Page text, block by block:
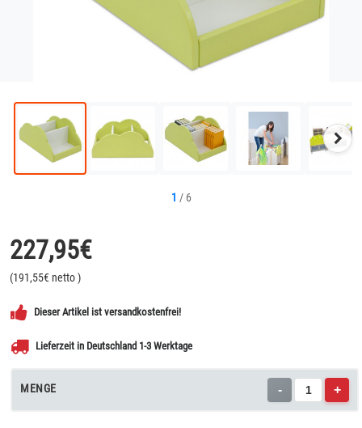
1 / 6
227,95€
(191,55€ netto)
Dieser Artikel ist versandkostenfrei!
Lieferzeit in Deutschland 1-3 Werktage
MENGE - +